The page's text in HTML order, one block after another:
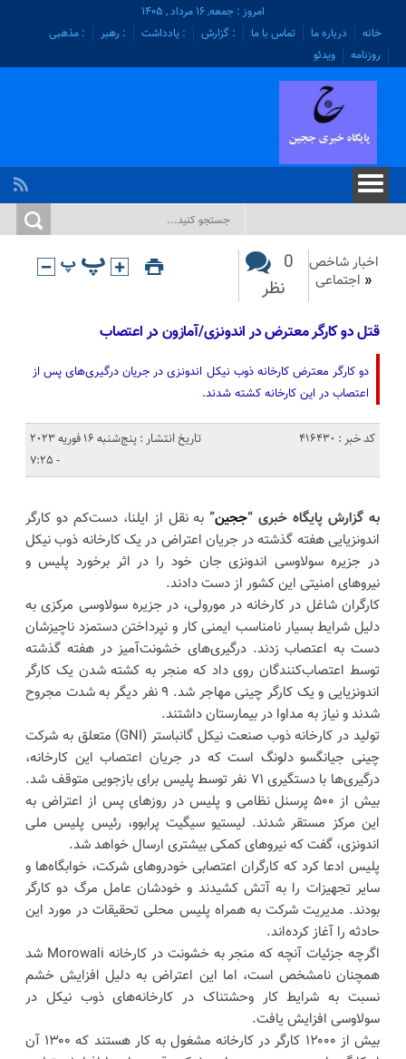
امروز : جمعه, ۱۶ مرداد , ۱۴۰۵
خانه
درباره ما تماس با ما : گزارش : یادداشت : رهبر
: مذهبی
روزنامه
ویدئو
اخبار شاخص
« اجتماعی
0
نظر
قتل دو کارگر معترض در اندونزی/آمازون در اعتصاب
دو کارگر معترض کارخانه ذوب نیکل اندونزی در جریان درگیری‌های پس از
اعتصاب در این کارخانه کشته شدند.
کد خبر : 416430
تاریخ انتشار : پنج‌شنبه 16 فوریه 2023
- 7:25
به گزارش پایگاه خبری “ججین” به نقل از ایلنا، دست‌کم دو کارگر
اندونزیایی هفته گذشته در جریان اعتراض در یک کارخانه ذوب نیکل
در جزیره سولاوسی اندونزی جان خود را در اثر برخورد پلیس و
نیروهای امنیتی این کشور از دست دادند.
کارگران شاغل در کارخانه در مورولی، در جزیره سولاوسی مرکزی به
دلیل شرایط بسیار نامناسب ایمنی کار و نپرداختن دستمزد ناچیزشان
دست به اعتصاب زدند. درگیری‌های خشونت‌آمیز در هفته گذشته
توسط اعتصاب‌کنندگان روی داد که منجر به کشته شدن یک کارگر
اندونزیایی و یک کارگر چینی مهاجر شد. ۹ نفر دیگر به شدت مجروح
شدند و نیاز به مداوا در بیمارستان داشتند.
تولید در کارخانه ذوب صنعت نیکل گانباستر (GNI) متعلق به شرکت
چینی جیانگسو دلونگ است که در جریان اعتصاب این کارخانه،
درگیری‌ها با دستگیری ۷۱ نفر توسط پلیس برای بازجویی متوقف شد.
بیش از ۵۰۰ پرسنل نظامی و پلیس در روزهای پس از اعتراض به
این مرکز مستقر شدند. لیستیو سیگیت پرابوو، رئیس پلیس ملی
اندونزی، گفت که نیروهای کمکی بیشتری ارسال خواهد شد.
پلیس ادعا کرد که کارگران اعتصابی خودروهای شرکت، خوابگاه‌ها و
سایر تجهیزات را به آتش کشیدند و خودشان عامل مرگ دو کارگر
بودند. مدیریت شرکت به همراه پلیس محلی تحقیقات در مورد این
حادثه را آغاز کرده‌اند.
اگرچه جزئیات آنچه که منجر به خشونت در کارخانه Morowali شد
همچنان نامشخص است، اما این اعتراض به دلیل افزایش خشم
نسبت به شرایط کار وحشتناک در کارخانه‌های ذوب نیکل در
سولاوسی افزایش یافت.
بیش از ۱۲۰۰۰ کارگر در کارخانه مشغول به کار هستند که ۱۳۰۰ آن